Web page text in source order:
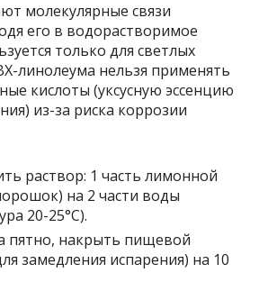
молекулярные связи
его в водорастворимое
только для светлых
линолеума нельзя применять
кислоты (уксусную эссенцию
из-за риска коррозии
раствор: 1 часть лимонной
на 2 части воды
20-25°C).
пятно, накрыть пищевой
замедления испарения) на 10